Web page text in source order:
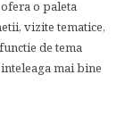
o paleta
vizite tematice,
de tema
mai bine